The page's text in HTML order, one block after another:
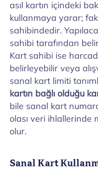
asıl kartın içindeki
kullanmaya yarar;
sahibindedir.
sahibi tarafından
Kart sahibi ise
belirleyebilir veya
sanal kart limiti
kartın bağlı olduğu
bile sanal kart
olası veri ihlallerinde
olur.
Sanal Kart